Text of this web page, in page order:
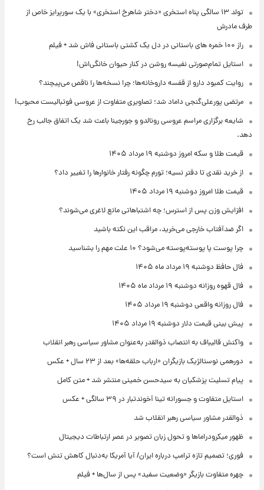
تولد ۱۳ سالگی پناه استخری «دختر شاهرخ استخری» با یک سورپرایز خاص از
طرف مادرش
راز ۱۰۰ خمره های باستانی در دل یک کشتی باستانی فاش شد + فیلم
استایل تمام‌صورتی نفیسه روشن در کنار حیوان خانگی‌اش!
روایت کمبود دارو از قفسه داروخانه‌ها؛ چرا نسخه‌ها را ناقص می‌پیچند؟
مرتضی پورعلی‌گنجی داماد شد؛ تصاویری متفاوت از عروسی فوتبالیست محبوب!
شایعه برگزاری مراسم عروسی رونالدو و جورجینا باعث شد یک اتفاق جالب رخ
دهد.
قیمت طلا و سکه امروز دوشنبه ۱۹ مرداد ۱۴۰۵
از خرید نقدی تا دفتر نسیه؛ تورم چگونه رفتار خانوارها را تغییر داد؟
قیمت طلا امروز دوشنبه ۱۹ مرداد ۱۴۰۵
افزایش وزن پس از استرس؛ چه اشتباهاتی مانع لاغری می‌شوند؟
اگر ضدآفتاب خارجی می‌خرید، مراقب این نکته باشید
چرا پوست پا پوسته‌پوسته می‌شود؟ ۱۰ علت مهم را بشناسید
فال حافظ دوشنبه ۱۹ مرداد ماه ۱۴۰۵
فال قهوه روزانه دوشنبه ۱۹ مرداد ماه ۱۴۰۵
فال روزانه واقعی دوشنبه ۱۹ مرداد ۱۴۰۵
پیش‌ بینی قیمت دلار دوشنبه ۱۹ مرداد ۱۴۰۵
واکنش قالیباف به انتصاب ذوالقدر به‌عنوان مشاور سیاسی رهبر انقلاب
دورهمی نوستالژیک بازیگران «ارباب حلقه‌ها» بعد از ۲۳ سال + عکس
پیام تسلیت پزشکیان به سیدحسن خمینی منتشر شد + متن کامل
استایل متفاوت و جسورانه تینا آخوندتبار در ۳۹ سالگی + عکس
ذوالقدر مشاور سیاسی رهبر انقلاب شد
ظهور میکرودراماها و تحول زبان تصویر در عصر ارتباطات دیجیتال
فوری؛ تصمیم تازه ترامپ درباره ایران/ آیا آمریکا به‌دنبال کاهش تنش است؟
چهره متفاوت بازیگر «وضعیت سفید» پس از سال‌ها + فیلم